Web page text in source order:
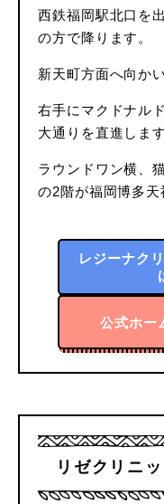
西鉄福岡駅北口を
の方で降ります。
新天町方面へ向か
右手にマクドナル
大通りを直進します
ラウンドワン横、
の2階が福岡博多天
レジーナク
公式ホー
リゼクリニ